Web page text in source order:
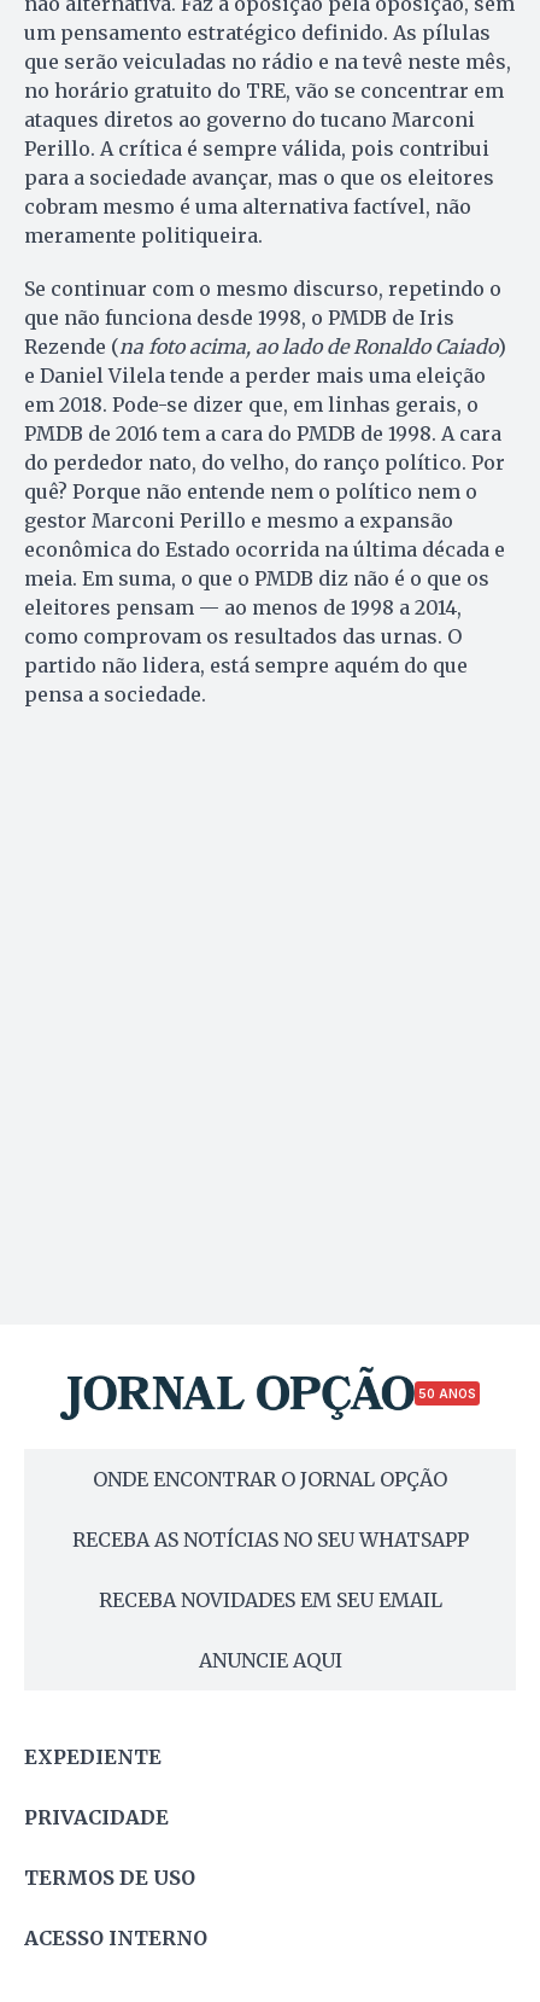
um pensamento estratégico definido. As pílulas
que serão veiculadas no rádio e na tevê neste mês,
no horário gratuito do TRE, vão se concentrar em
ataques diretos ao governo do tucano Marconi
Perillo. A crítica é sempre válida, pois contribui
para a sociedade avançar, mas o que os eleitores
cobram mesmo é uma alternativa factível, não
meramente politiqueira.
Se continuar com o mesmo discurso, repetindo o
que não funciona desde 1998, o PMDB de Iris
Rezende (na foto acima, ao lado de Ronaldo Caiado)
e Daniel Vilela tende a perder mais uma eleição
em 2018. Pode-se dizer que, em linhas gerais, o
PMDB de 2016 tem a cara do PMDB de 1998. A cara
do perdedor nato, do velho, do ranço político. Por
quê? Porque não entende nem o político nem o
gestor Marconi Perillo e mesmo a expansão
econômica do Estado ocorrida na última década e
meia. Em suma, o que o PMDB diz não é o que os
eleitores pensam — ao menos de 1998 a 2014,
como comprovam os resultados das urnas. O
partido não lidera, está sempre aquém do que
pensa a sociedade.
50 ANOS
ONDE ENCONTRAR O JORNAL OPÇÃO
RECEBA AS NOTÍCIAS NO SEU WHATSAPP
RECEBA NOVIDADES EM SEU EMAIL
ANUNCIE AQUI
EXPEDIENTE
PRIVACIDADE
TERMOS DE USO
ACESSO INTERNO